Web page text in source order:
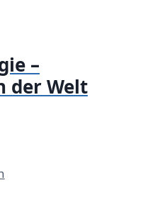
–
der Welt